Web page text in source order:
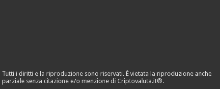
Tutti i diritti e la riproduzione sono riservati. È vietata la riproduzione anche
parziale senza citazione e/o menzione di Criptovaluta.it®.